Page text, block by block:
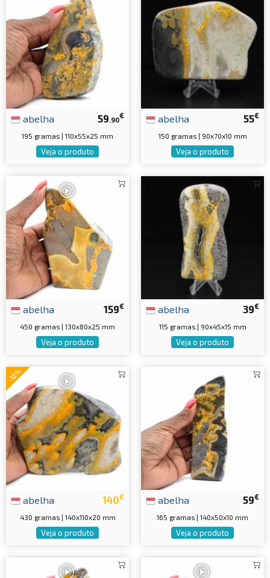
59 .90€
abelha
195 gramas | 110x55x25 mm
Veja o produto
55€
abelha
150 gramas | 90x70x10 mm
Veja o produto
159€
abelha
450 gramas | 130x80x25 mm
Veja o produto
39€
abelha
115 gramas | 90x45x15 mm
Veja o produto
-12%
140€
abelha
430 gramas | 140x110x20 mm
Veja o produto
59€
abelha
165 gramas | 140x50x10 mm
Veja o produto